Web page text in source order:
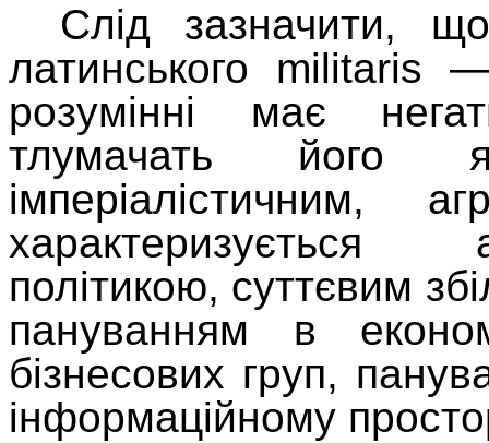
Слід зазначити, що
латинського militaris
розумінні має
тлумачать його
імперіалістичним,
характеризується
політикою, суттєвим
пануванням в
бізнесових груп,
інформаційному